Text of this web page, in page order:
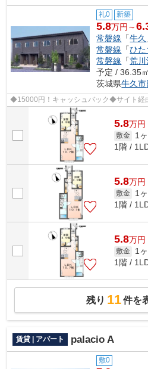
礼0 新築
5.8万円～
常磐線 「牛久
常磐線 「ひた
常磐線 「荒川
予定 / 36.35
茨城県牛久市
◆15000円！キャッシュバック◆サイト経
5.8万円
敷金 1
1階 /
5.8万円
敷金 1
1階 /
5.8万円
敷金 1
1階 /
残り 11件を
賃貸 | アパート palacio A
敷0